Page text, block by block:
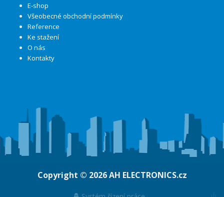
E-shop
Všeobecné obchodní podmínky
Reference
Ke stažení
O nás
Kontakty
Copyright © 2026AH ELECTRONICS.cz